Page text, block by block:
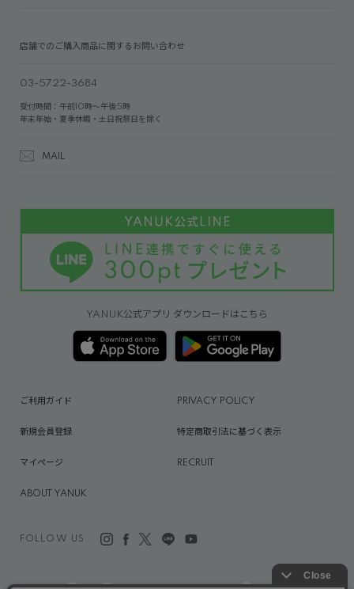
店舗でのご購入商品に関するお問い合わせ
03-5722-3684
受付時間：午前10時～午後5時
年末年始・夏季休暇・土日祝祭日を除く
MAIL
YANUK公式アプリ ダウンロードはこちら
FOLLOW US
ご利用ガイド PRIVACY POLICY
新規会員登録 特定商取引法に基づく表示
マイページ RECRUIT
ABOUT YANUK